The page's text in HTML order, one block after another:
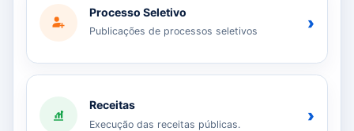
Processo Seletivo
Publicações de processos seletivos ›
Receitas
Execução das receitas públicas. ›